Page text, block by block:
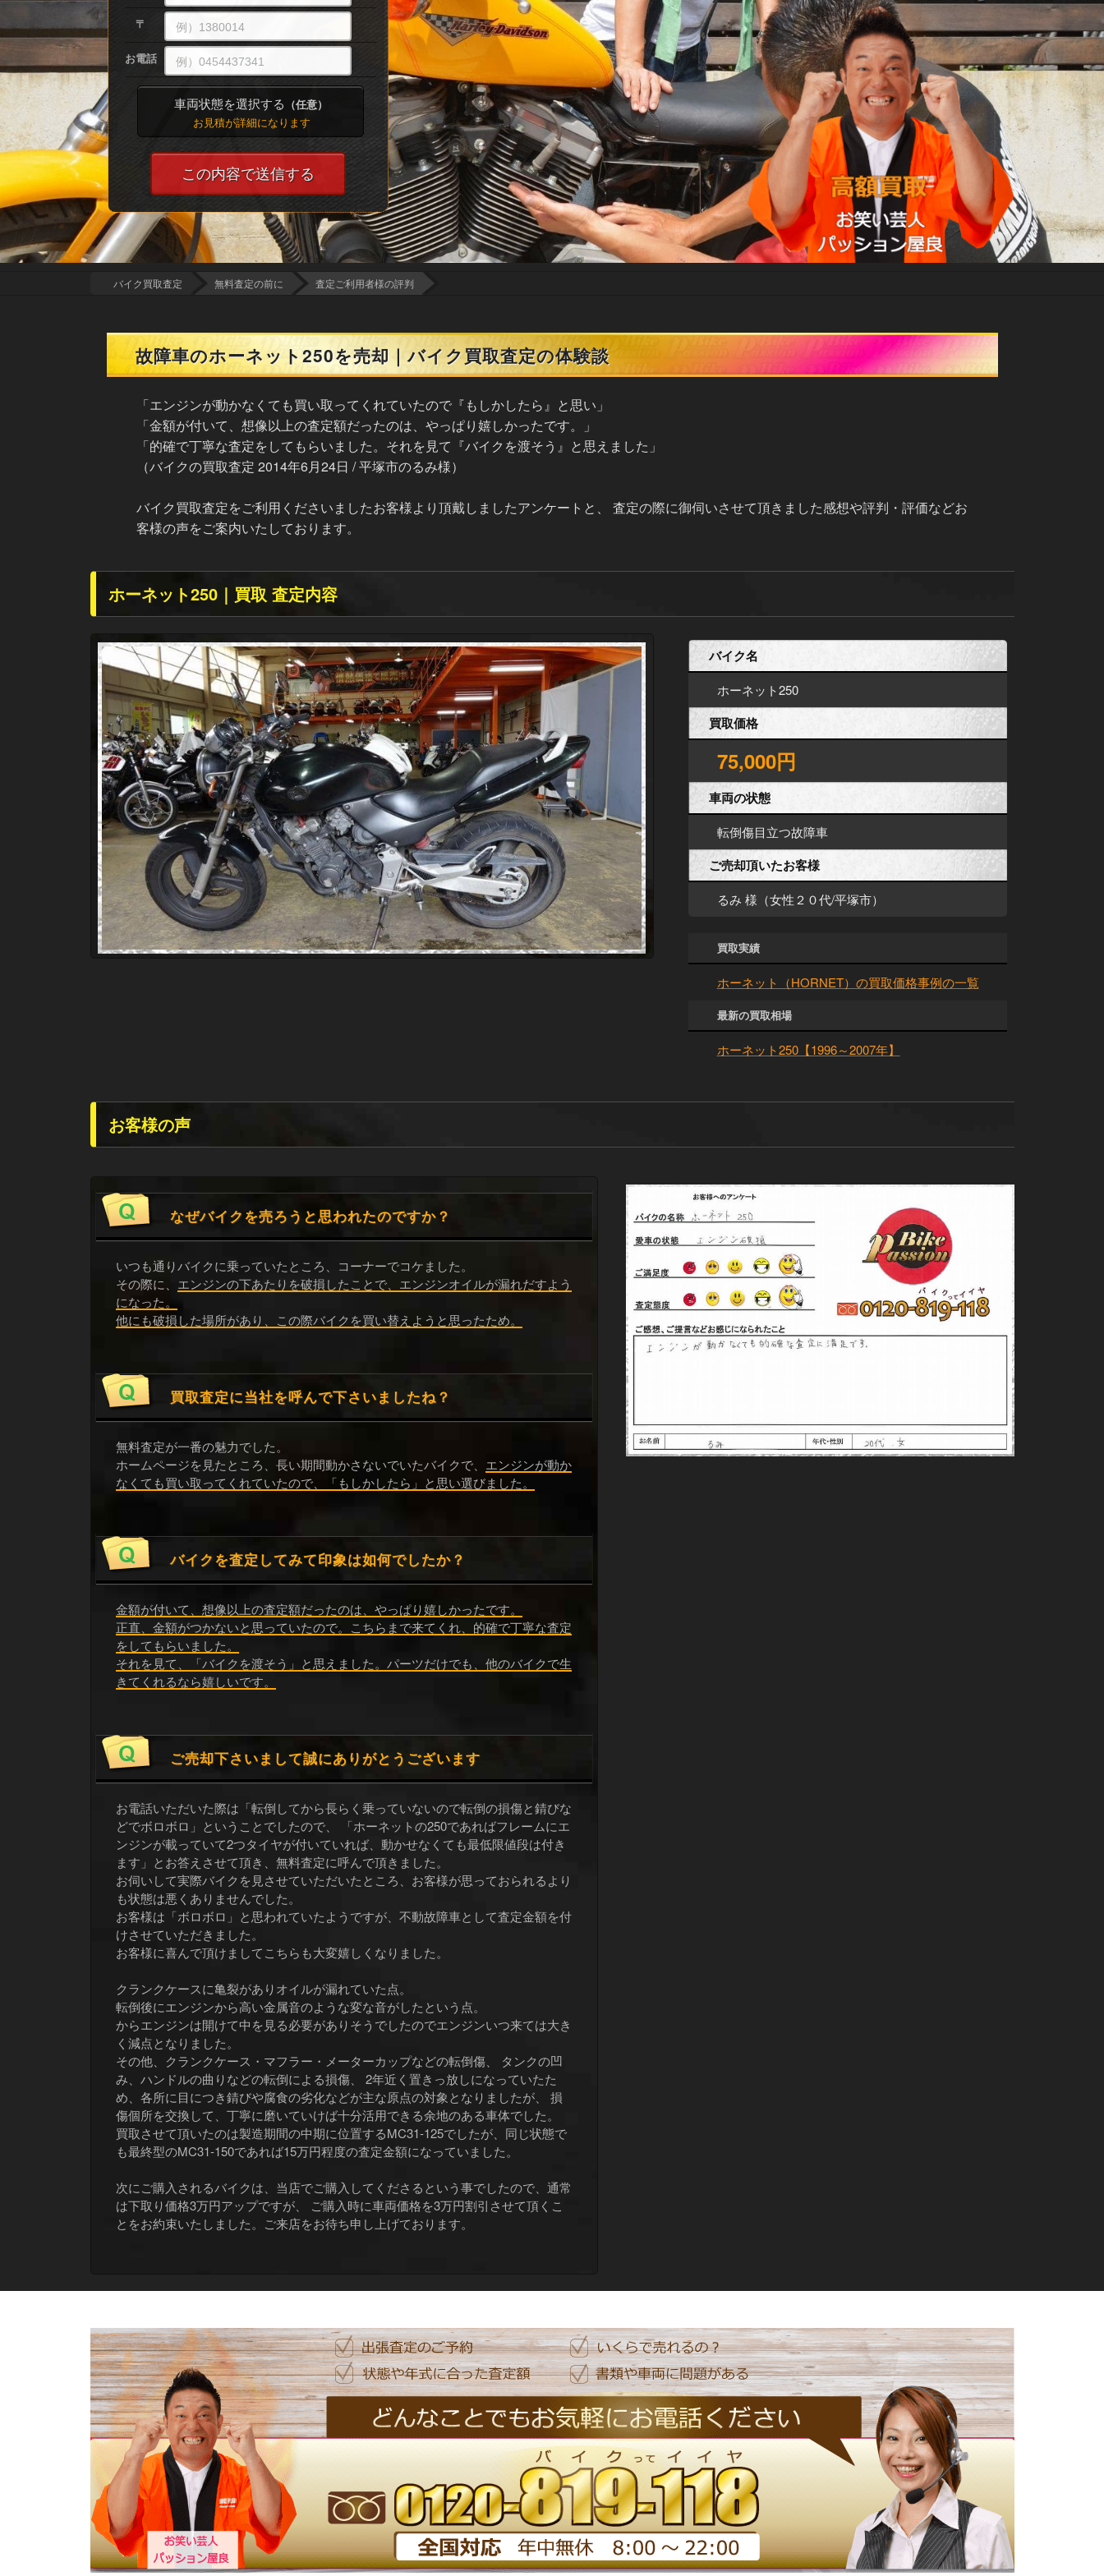
〒
お電話
車両状態を選択する （任意）
お見積が詳細になります
バイク買取査定 無料査定の前に 査定ご利用者様の評判
故障車のホーネット250を売却｜バイク買取査定の体験談
「エンジンが動かなくても買い取ってくれていたので『もしかしたら』と思い」
「金額が付いて、想像以上の査定額だったのは、やっぱり嬉しかったです。」
「的確で丁寧な査定をしてもらいました。それを見て『バイクを渡そう』と思えました」
（バイクの買取査定 2014年6月24日 / 平塚市のるみ様）
バイク買取査定をご利用くださいましたお客様より頂戴しましたアンケートと、 査定の際に御伺いさせて頂きました感想や評判・評価などお
客様の声をご案内いたしております。
ホーネット250｜買取 査定内容
バイク名
ホーネット250
買取価格
75,000円
車両の状態
転倒傷目立つ故障車
ご売却頂いたお客様
るみ 様（女性２０代/平塚市）
買取実績
ホーネット（HORNET）の買取価格事例の一覧
最新の買取相場
ホーネット250【1996～2007年】
お客様の声
なぜバイクを売ろうと思われたのですか？
いつも通りバイクに乗っていたところ、コーナーでコケました。
その際に、 エンジンの下あたりを破損したことで、エンジンオイルが漏れだすよう
になった。
他にも破損した場所があり、この際バイクを買い替えようと思ったため。
買取査定に当社を呼んで下さいましたね？
無料査定が一番の魅力でした。
ホームページを見たところ、長い期間動かさないでいたバイクで、 エンジンが動か
なくても買い取ってくれていたので、「もしかしたら」と思い選びました。
バイクを査定してみて印象は如何でしたか？
金額が付いて、想像以上の査定額だったのは、やっぱり嬉しかったです。
正直、金額がつかないと思っていたので。こちらまで来てくれ、的確で丁寧な査定
をしてもらいました。
それを見て、「バイクを渡そう」と思えました。パーツだけでも、他のバイクで生
きてくれるなら嬉しいです。
ご売却下さいまして誠にありがとうございます
お電話いただいた際は「転倒してから長らく乗っていないので転倒の損傷と錆びな
どでボロボロ」ということでしたので、 「ホーネットの250であればフレームにエ
ンジンが載っていて2つタイヤが付いていれば、動かせなくても最低限値段は付き
ます」とお答えさせて頂き、無料査定に呼んで頂きました。
お伺いして実際バイクを見させていただいたところ、お客様が思っておられるより
も状態は悪くありませんでした。
お客様は「ボロボロ」と思われていたようですが、不動故障車として査定金額を付
けさせていただきました。
お客様に喜んで頂けましてこちらも大変嬉しくなりました。
クランクケースに亀裂がありオイルが漏れていた点。
転倒後にエンジンから高い金属音のような変な音がしたという点。
からエンジンは開けて中を見る必要がありそうでしたのでエンジンいつ来ては大き
く減点となりました。
その他、クランクケース・マフラー・メーターカップなどの転倒傷、 タンクの凹
み、ハンドルの曲りなどの転倒による損傷、 2年近く置きっ放しになっていたた
め、各所に目につき錆びや腐食の劣化などが主な原点の対象となりましたが、 損
傷個所を交換して、丁寧に磨いていけば十分活用できる余地のある車体でした。
買取させて頂いたのは製造期間の中期に位置するMC31-125でしたが、同じ状態で
も最終型のMC31-150であれば15万円程度の査定金額になっていました。
次にご購入されるバイクは、当店でご購入してくださるという事でしたので、通常
は下取り価格3万円アップですが、 ご購入時に車両価格を3万円割引させて頂くこ
とをお約束いたしました。ご来店をお待ち申し上げております。